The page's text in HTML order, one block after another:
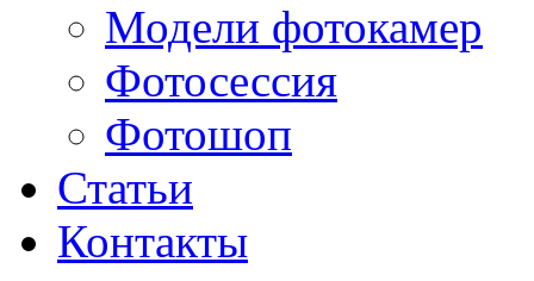
Модели фотокамер
Фотосессия
Фотошоп
Статьи
Контакты